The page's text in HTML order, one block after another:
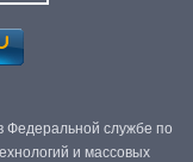
Федеральной службе по
и массовых